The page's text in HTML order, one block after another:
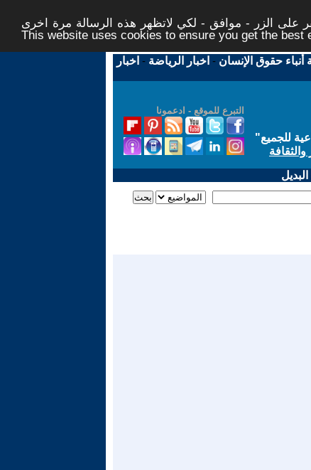
على الزر - موافق - لكي لاتظهر هذه الرسالة مرة اخرى -
This website uses cookies to ensure you get the best
أنباء حقوق الإنسان - اخبار الرياضة - اخبار
التبرع للموقع - ادعمونا
للجميع"